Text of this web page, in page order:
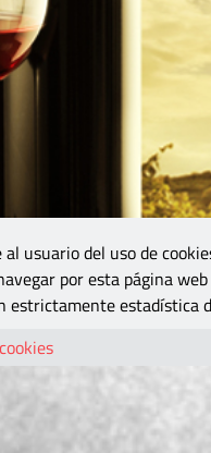
usuario del uso de
por esta página
estrictamente estadística